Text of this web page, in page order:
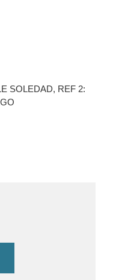
SOLEDAD, REF 2: